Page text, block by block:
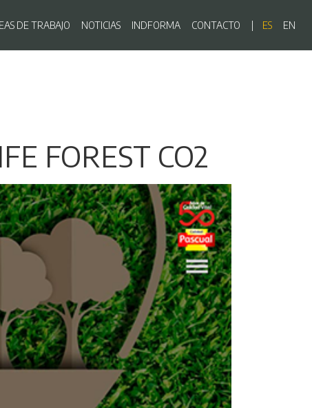
principal
DE TRABAJO NOTICIAS INDFORMA CONTACTO ES EN
FOREST CO2